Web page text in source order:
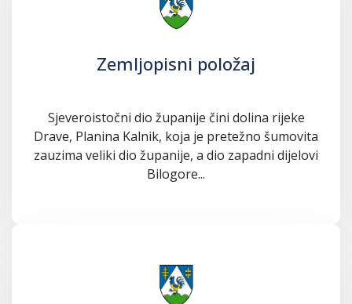
Zemljopisni položaj
Sjeveroistočni dio županije čini dolina rijeke
Drave, Planina Kalnik, koja je pretežno šumovita
zauzima veliki dio županije, a dio zapadni dijelovi
Bilogore...